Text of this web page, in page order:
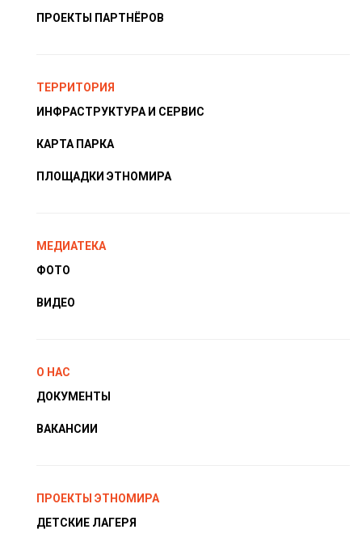
ПРОЕКТЫ ПАРТНЁРОВ
ТЕРРИТОРИЯ
ИНФРАСТРУКТУРА И СЕРВИС
КАРТА ПАРКА
ПЛОЩАДКИ ЭТНОМИРА
МЕДИАТЕКА
ФОТО
ВИДЕО
О НАС
ДОКУМЕНТЫ
ВАКАНСИИ
ПРОЕКТЫ ЭТНОМИРА
ДЕТСКИЕ ЛАГЕРЯ